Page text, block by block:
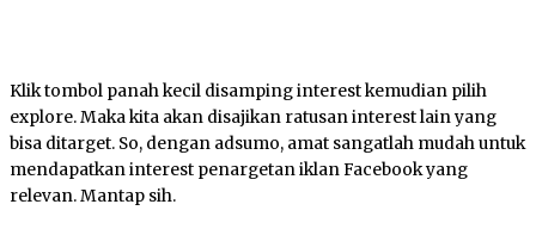
Klik tombol panah kecil disamping interest kemudian pilih
explore. Maka kita akan disajikan ratusan interest lain yang
bisa ditarget. So, dengan adsumo, amat sangatlah mudah untuk
mendapatkan interest penargetan iklan Facebook yang
relevan. Mantap sih.